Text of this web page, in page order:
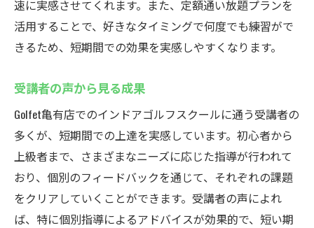
速に実感させてくれます。また、定額通い放題プランを
活用することで、好きなタイミングで何度でも練習がで
きるため、短期間での効果を実感しやすくなります。
受講者の声から見る成果
Golfet亀有店でのインドアゴルフスクールに通う受講者の
多くが、短期間での上達を実感しています。初心者から
上級者まで、さまざまなニーズに応じた指導が行われて
おり、個別のフィードバックを通じて、それぞれの課題
をクリアしていくことができます。受講者の声によれ
ば、特に個別指導によるアドバイスが効果的で、短い期